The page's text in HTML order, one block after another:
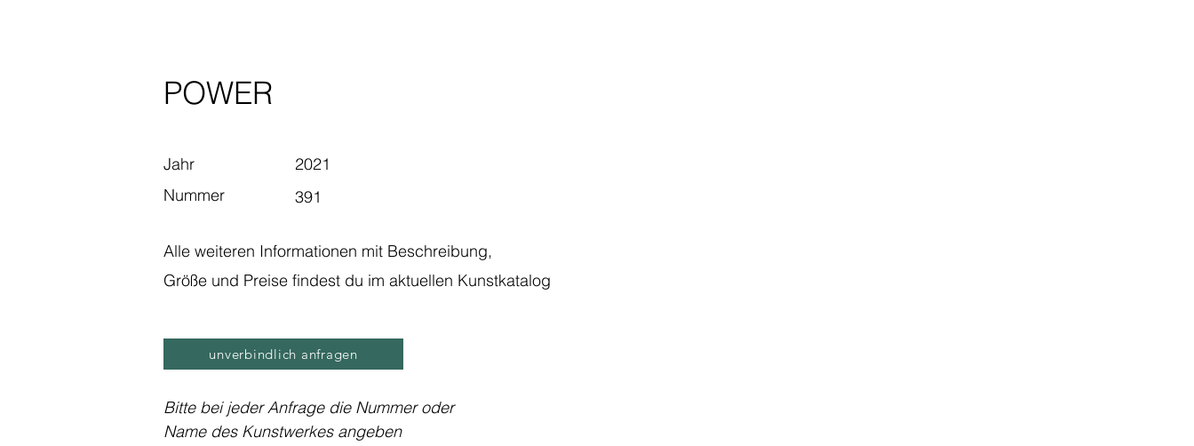
POWER
Jahr
2021
Nummer
391
Alle weiteren Informationen mit Beschreibung,
Größe und Preise findest du im aktuellen Kunstkatalog
unverbindlich anfragen
Bitte bei jeder Anfrage die Nummer oder
Name des Kunstwerkes angeben